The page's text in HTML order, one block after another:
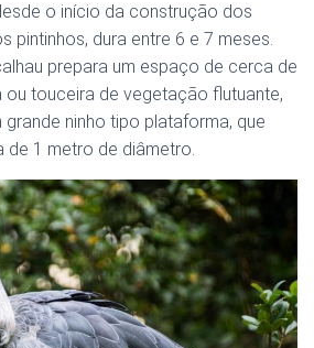
o início da construção dos
pintinhos, dura entre 6 e 7 meses.
prepara um espaço de cerca de
ou touceira de vegetação flutuante,
grande ninho tipo plataforma, que
1 metro de diâmetro.